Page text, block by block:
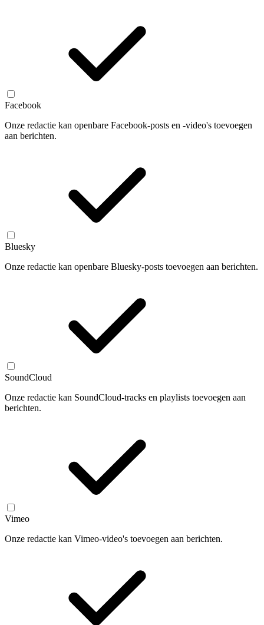
Facebook
Onze redactie kan openbare Facebook-posts en -video's toevoegen
aan berichten.
Bluesky
Onze redactie kan openbare Bluesky-posts toevoegen aan berichten.
SoundCloud
Onze redactie kan SoundCloud-tracks en playlists toevoegen aan
berichten.
Vimeo
Onze redactie kan Vimeo-video's toevoegen aan berichten.